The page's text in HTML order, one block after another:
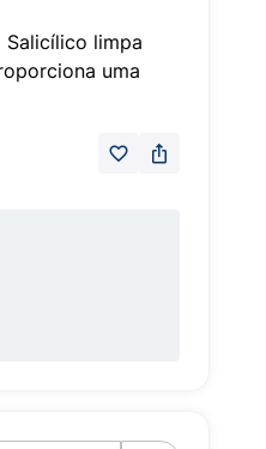
Salicílico limpa
uma